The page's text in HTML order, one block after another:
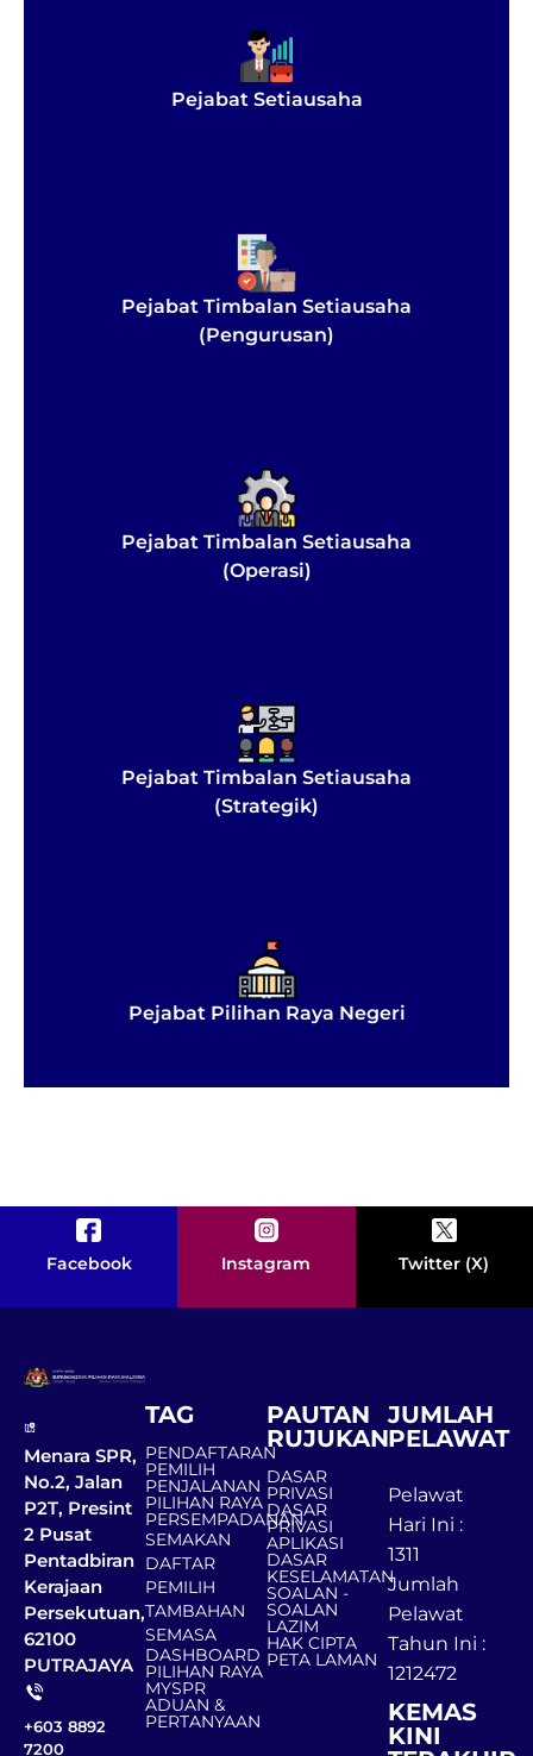
Pejabat Setiausaha
Pejabat Timbalan Setiausaha
(Pengurusan)
Pejabat Timbalan Setiausaha
(Operasi)
Pejabat Timbalan Setiausaha
(Strategik)
Pejabat Pilihan Raya Negeri
Facebook Instagram Twitter (X)
Menara SPR,
No.2, Jalan
P2T, Presint
2 Pusat
Pentadbiran
Kerajaan
Persekutuan,
62100
PUTRAJAYA
+603 8892
7200
TAG
PENDAFTARAN
PEMILIH
PENJALANAN
PILIHAN RAYA
PERSEMPADANAN
SEMAKAN
DAFTAR
PEMILIH
TAMBAHAN
SEMASA
DASHBOARD
PILIHAN RAYA
MYSPR
ADUAN &
PERTANYAAN
PAUTAN
RUJUKAN
DASAR
PRIVASI
DASAR
PRIVASI
APLIKASI
DASAR
KESELAMATAN
SOALAN -
SOALAN
LAZIM
HAK CIPTA
PETA LAMAN
JUMLAH
PELAWAT
Pelawat
Hari Ini :
1311
Jumlah
Pelawat
Tahun Ini :
1212472
KEMAS
KINI